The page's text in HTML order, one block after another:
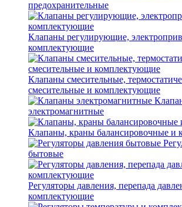
предохранительные
Клапаны регулирующие,
комплектующие
Клапаны смесительные,
смесительные и комплектующие
электромагнитные
Клапаны, краны балансировочные и
бытовые
Регуляторы давления, перепада
комплектующие